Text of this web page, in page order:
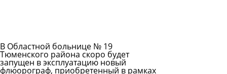
В Областной больнице № 19
Тюменского района скоро будет
запущен в эксплуатацию новый
флюорограф, приобретенный в рамках